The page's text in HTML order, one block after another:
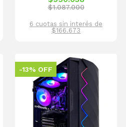
$1.087.000
6 cuotas sin interés de
$166.673
-13% OFF